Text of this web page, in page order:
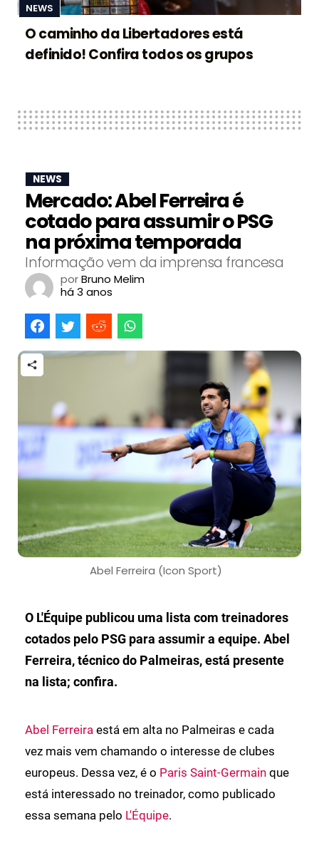
NEWS
O caminho da Libertadores está
definido! Confira todos os grupos
NEWS
Mercado: Abel Ferreira é
cotado para assumir o PSG
na próxima temporada
Informação vem da imprensa francesa
porBruno Melim
há 3 anos
Abel Ferreira (Icon Sport)
O L'Équipe publicou uma lista com treinadores
cotados pelo PSG para assumir a equipe. Abel
Ferreira, técnico do Palmeiras, está presente
na lista; confira.
Abel Ferreira está em alta no Palmeiras e cada
vez mais vem chamando o interesse de clubes
europeus. Dessa vez, é o Paris Saint-Germain que
está interessado no treinador, como publicado
essa semana pelo L'Équipe.